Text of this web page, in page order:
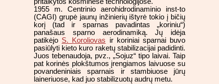
1955 m. Centrinio aerohidrodinaminio inst-to
(CAGI) grupė jaunų inžinierių ištyrė tokio į bičių
korį (tad ir sparnas pavadintas „koriniu“)
panašaus sparno aerodinamiką. Jų idėja
patikėjo S. Koroliovas ir koriniai sparnai buvo
pasiūlyti kieto kuro raketų stabilizacijai padidinti.
Juos tebenaudoja, pvz., „Sojuz“ tipo laivai. Taip
pat korinės plokštumos įrengiamos laivuose su
povandeniniais sparnais ir stambiuose jūrų
laineriuose, kad juo stabilizuotų audrų metu.